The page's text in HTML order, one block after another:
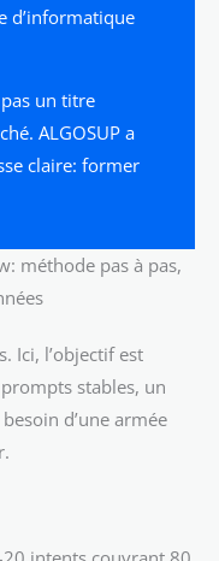
d’informatique
un titre
ALGOSUP a
claire: former
méthode pas à pas,
Ici, l’objectif est
stables, un
d’une armée